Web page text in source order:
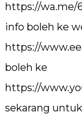
https://wa.me/
info boleh ke
https://
boleh ke
https://
sekarang